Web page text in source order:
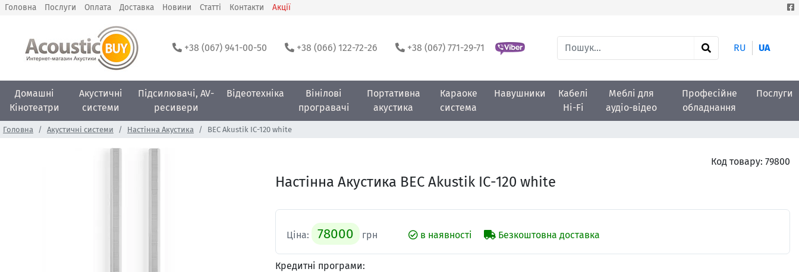
Головна Послуги Оплата Доставка Новини Статті Контакти Акції
+38 (067) 941-00-50 +38 (066) 122-72-26 +38 (067) 771-29-71 RU UA
Домашні
Кінотеатри
Акустичні
системи
Підсилювачі, AV-
ресивери
Відеотехніка
Вінілові
програвачі
Портативна
акустика
Караоке
система
Навушники
Кабелі
Hi-Fi
Меблі для
аудіо-відео
Професійне
обладнання
Послуги
Головна Акустичні системи Настінна Акустика BEC Akustik IC-120 white
Код товару: 79800
Настінна Акустика BEC Akustik IC-120 white
Ціна: 78000 грн в наявності Безкоштовна доставка
Кредитні програми: